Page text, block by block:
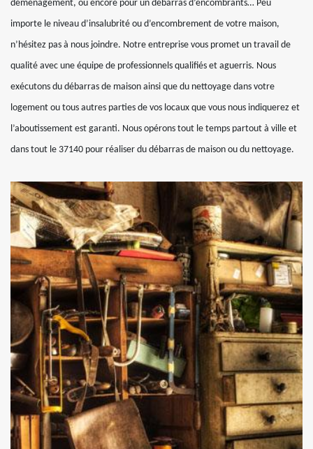
déménagement, ou encore pour un débarras d’encombrants… Peu
importe le niveau d’insalubrité ou d’encombrement de votre maison,
n’hésitez pas à nous joindre. Notre entreprise vous promet un travail de
qualité avec une équipe de professionnels qualifiés et aguerris. Nous
exécutons du débarras de maison ainsi que du nettoyage dans votre
logement ou tous autres parties de vos locaux que vous nous indiquerez et
l’aboutissement est garanti. Nous opérons tout le temps partout à ville et
dans tout le 37140 pour réaliser du débarras de maison ou du nettoyage.